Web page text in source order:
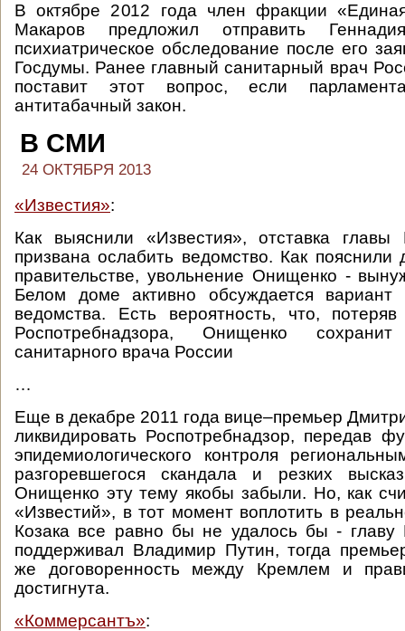
В октябре 2012 года член фракции
Макаров предложил отправить
психиатрическое обследование после его
Госдумы. Ранее главный санитарный врач
поставит этот вопрос, если
антитабачный закон.
В СМИ
24 ОКТЯБРЯ 2013
«Известия»:
Как выяснили «Известия», отставка главы
призвана ослабить ведомство. Как пояснили
правительстве, увольнение Онищенко -
Белом доме активно обсуждается вариант
ведомства. Есть вероятность, что,
Роспотребнадзора, Онищенко
санитарного врача России
…
Еще в декабре 2011 года вице–премьер
ликвидировать Роспотребнадзор, передав
эпидемиологического контроля
разгоревшегося скандала и резких
Онищенко эту тему якобы забыли. Но, как
«Известий», в тот момент воплотить в
Козака все равно бы не удалось бы - главу
поддерживал Владимир Путин, тогда
же договоренность между Кремлем и
достигнута.
«Коммерсантъ»: